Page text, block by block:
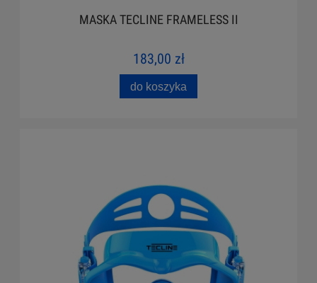
MASKA TECLINE FRAMELESS II
183,00 zł
do koszyka